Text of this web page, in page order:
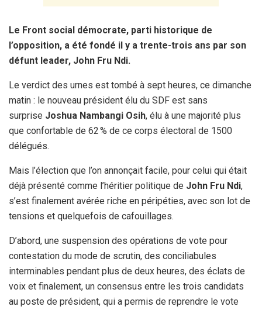
Le Front social démocrate, parti historique de
l’opposition, a été fondé il y a trente-trois ans par son
défunt leader, John Fru Ndi.
Le verdict des urnes est tombé à sept heures, ce dimanche
matin : le nouveau président élu du SDF est sans
surprise Joshua Nambangi Osih, élu à une majorité plus
que confortable de 62 % de ce corps électoral de 1500
délégués.
Mais l’élection que l’on annonçait facile, pour celui qui était
déjà présenté comme l’héritier politique de John Fru Ndi,
s’est finalement avérée riche en péripéties, avec son lot de
tensions et quelquefois de cafouillages.
D’abord, une suspension des opérations de vote pour
contestation du mode de scrutin, des conciliabules
interminables pendant plus de deux heures, des éclats de
voix et finalement, un consensus entre les trois candidats
au poste de président, qui a permis de reprendre le vote